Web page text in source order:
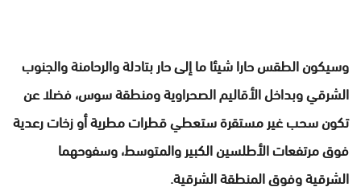
وسيكون الطقس حارا شيئا ما إلى حار بتادلة والرحامنة والجنوب
الشرقي وبداخل الأقاليم الصحراوية ومنطقة سوس، فضلا عن
تكون سحب غير مستقرة ستعطي قطرات مطرية أو زخات رعدية
فوق مرتفعات الأطلسين الكبير والمتوسط، وسفوحهما
الشرقية وفوق المنطقة الشرقية.